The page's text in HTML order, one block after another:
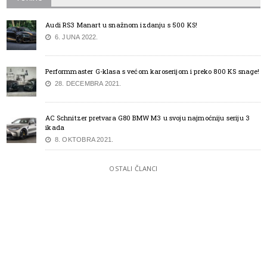
Audi RS3 Manart u snažnom izdanju s 500 KS!
6. JUNA 2022.
Performmaster G-klasa s većom karoserijom i preko 800 KS snage!
28. DECEMBRA 2021.
AC Schnitzer pretvara G80 BMW M3 u svoju najmoćniju seriju 3
ikada
8. OKTOBRA 2021.
OSTALI ČLANCI